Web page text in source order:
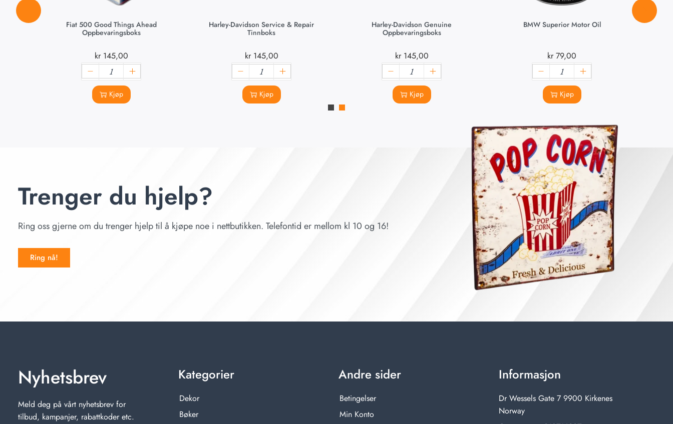
Fiat 500 Good Things Ahead
Oppbevaringsboks
kr145,00
Kjøp
Harley-Davidson Service & Repair
Tinnboks
kr145,00
Kjøp
Harley-Davidson Genuine
Oppbevaringsboks
kr145,00
Kjøp
BMW Superior Motor Oil
kr79,00
Kjøp
Trenger du hjelp?
Ring oss gjerne om du trenger hjelp til å kjøpe noe i nettbutikken. Telefontid er mellom kl 10 og 16!
Ring nå!
Nyhetsbrev
Meld deg på vårt nyhetsbrev for
tilbud, kampanjer, rabattkoder etc.
Kategorier
Dekor
Bøker
Andre sider
Betingelser
Min Konto
Informasjon
Dr Wessels Gate 7 9900 Kirkenes
Norway